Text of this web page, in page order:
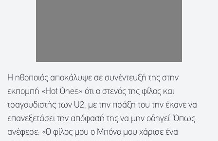
Η ηθοποιός αποκάλυψε σε συνέντευξή της στην
εκπομπή «Hot Ones» ότι ο στενός της φίλος και
τραγουδιστής των U2, με την πράξη του την έκανε να
επανεξετάσει την απόφασή της να μην οδηγεί. Όπως
ανέφερε: «Ο φίλος μου ο Μπόνο μου χάρισε ένα